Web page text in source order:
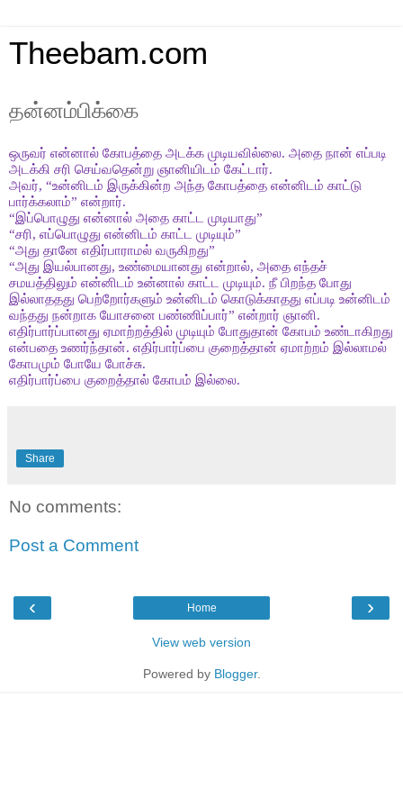
Theebam.com
தன்னம்பிக்கை
ஒருவர் என்னால் கோபத்தை அடக்க முடியவில்லை. அதை நான் எப்படி
அடக்கி சரி செய்வதென்று ஞானியிடம் கேட்டார்.
அவர், “உன்னிடம் இருக்கின்ற அந்த கோபத்தை என்னிடம் காட்டு
பார்க்கலாம்” என்றார்.
“இப்பொழுது என்னால் அதை காட்ட முடியாது”
“சரி, எப்பொழுது என்னிடம் காட்ட முடியும்”
“அது தானே எதிர்பாராமல் வருகிறது”
“அது இயல்பானது, உண்மையானது என்றால், அதை எந்தச்
சமயத்திலும் என்னிடம் உன்னால் காட்ட முடியும். நீ பிறந்த போது
இல்லாததது பெற்றோர்களும் உன்னிடம் கொடுக்காதது எப்படி உன்னிடம்
வந்தது நன்றாக யோசனை பண்ணிப்பார்” என்றார் ஞானி.
எதிர்பார்ப்பானது ஏமாற்றத்தில் முடியும் போதுதான் கோபம் உண்டாகிறது
என்பதை உணர்ந்தான். எதிர்பார்ப்பை குறைத்தான் ஏமாற்றம் இல்லாமல்
கோபமும் போயே போச்சு.
எதிர்பார்ப்பை குறைத்தால் கோபம் இல்லை.
Share
No comments:
Post a Comment
‹ ›
Home
View web version
Powered by Blogger.